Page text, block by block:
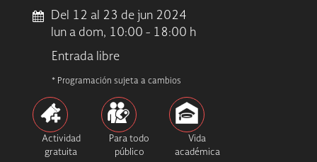
Del 12 al 23 de jun 2024
lun a dom, 10:00 - 18:00 h
Entrada libre
* Programación sujeta a cambios
Actividad
gratuita
Para todo
público
Vida
académica